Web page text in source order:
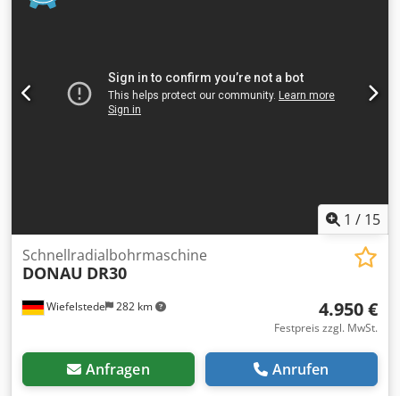
1 / 15
Wiefelstede 282 km
Schnellradialbohrmaschine
DONAU DR30
4.950 €
Festpreis zzgl. MwSt.
Anfragen Anrufen